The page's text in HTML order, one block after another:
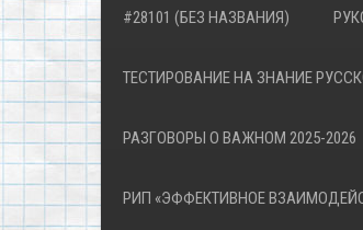
#28101 (БЕЗ НАЗВАНИЯ)
ТЕСТИРОВАНИЕ НА ЗНАНИЕ
РАЗГОВОРЫ О ВАЖНОМ 2025-2026
РИП «ЭФФЕКТИВНОЕ